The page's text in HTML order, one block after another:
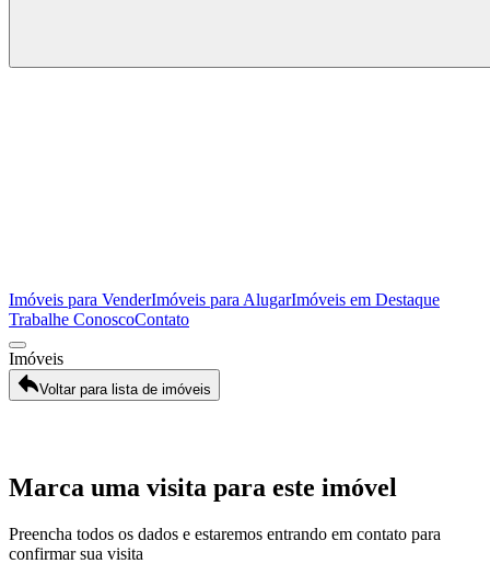
Imóveis para VenderImóveis para AlugarImóveis em Destaque
Trabalhe ConoscoContato
Imóveis
Voltar para lista de imóveis
Marca uma visita para este imóvel
Preencha todos os dados e estaremos entrando em contato para
confirmar sua visita